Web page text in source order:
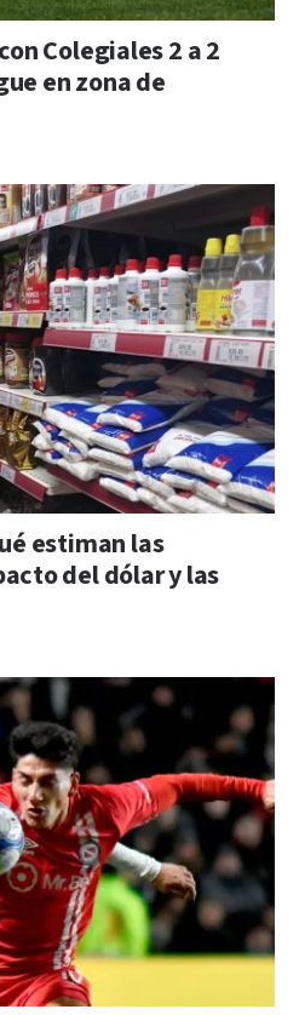
Colegiales 2 a 2
en zona de
estiman las
del dólar y las